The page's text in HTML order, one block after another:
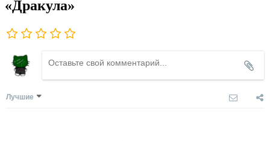
«Дракула»
Лучшие